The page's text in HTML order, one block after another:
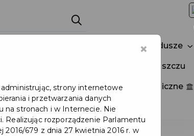
Fundusze
Zainwestuj w Pruszczu
Załatw sprawę Zamówienia publiczne
ludności
×
strony internetowe
i przetwarzania danych
na stronach i w Internecie. Nie
Realizując rozporządzenie Parlamentu
2016/679 z dnia 27 kwietnia 2016 r. w